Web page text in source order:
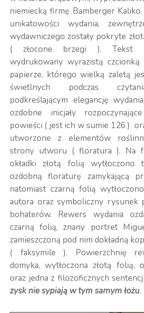
niemiecką firmę Bamberger
unikatowości wydania,
wydawniczego zostały pokryte
( złocone brzegi ). Tekst
wydrukowany wyrazistą czcionką
papierze, którego wielką zaletą
świetlnych podczas
podkreślającym elegancję
ozdobne inicjały
powieści ( jest ich w sumie 126 )
utworzone z elementów
strony utworu ( floratura ). Na
okładki złotą folią wytłoczono
ozdobną floraturę zamykającą
natomiast czarną folią
autora oraz symboliczny rysunek
bohaterów. Rewers wydania
czarną folią, znany portret
zamieszczoną pod nim dokładną
( faksymile ). Powierzchnię
domyka, wytłoczona złotą folią,
oraz jedna z filozoficznych
zysk nie sypiają w tym samym łożu.